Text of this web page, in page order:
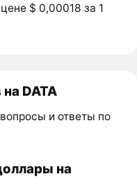
$ 0,00018 за 1
DATA
и ответы по
на